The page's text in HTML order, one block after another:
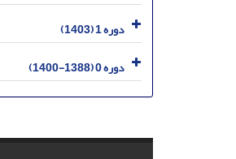
دوره 1 (1403)
دوره 0 (1388-1400)